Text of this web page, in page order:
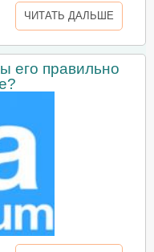
ЧИТАТЬ ДАЛЬШЕ
его правильно